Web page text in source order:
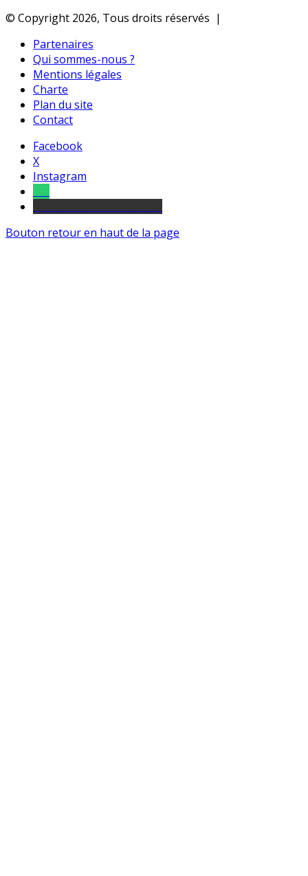
© Copyright 2026, Tous droits réservés |
Partenaires
Qui sommes-nous ?
Mentions légales
Charte
Plan du site
Contact
Facebook
X
Instagram
Bouton retour en haut de la page